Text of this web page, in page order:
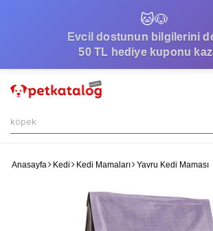
🐱🐶
Evcil dostunun bilgilerini
50 TL hediye kuponu
Anasayfa Kedi Kedi Mamaları Yavru Kedi Maması